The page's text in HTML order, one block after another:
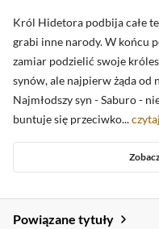
Król Hidetora podbija całe
grabi inne narody. W końcu
zamiar podzielić swoje
synów, ale najpierw żąda od
Najmłodszy syn - Saburo -
buntuje się przeciwko...
Powiązane tytuły